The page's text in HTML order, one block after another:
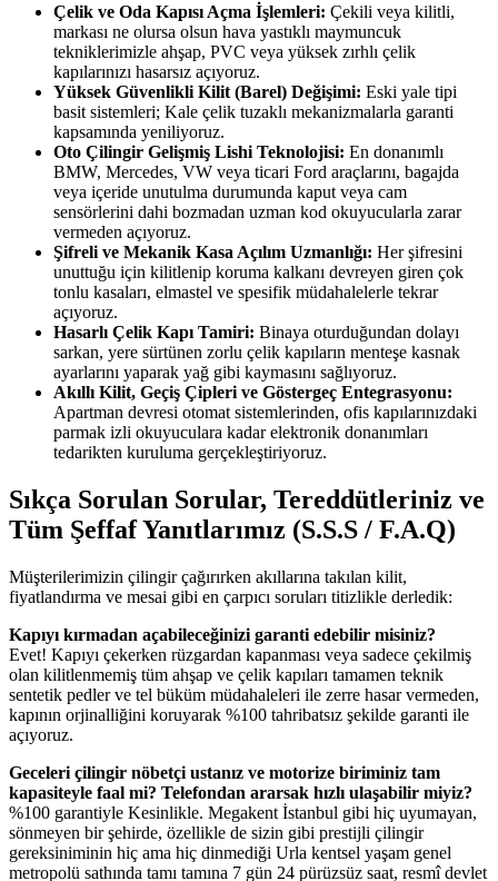
Çelik ve Oda Kapısı Açma İşlemleri: Çekili veya kilitli,
markası ne olursa olsun hava yastıklı maymuncuk
tekniklerimizle ahşap, PVC veya yüksek zırhlı çelik
kapılarınızı hasarsız açıyoruz.
Yüksek Güvenlikli Kilit (Barel) Değişimi: Eski yale tipi
basit sistemleri; Kale çelik tuzaklı mekanizmalarla garanti
kapsamında yeniliyoruz.
Oto Çilingir Gelişmiş Lishi Teknolojisi: En donanımlı
BMW, Mercedes, VW veya ticari Ford araçlarını, bagajda
veya içeride unutulma durumunda kaput veya cam
sensörlerini dahi bozmadan uzman kod okuyucularla zarar
vermeden açıyoruz.
Şifreli ve Mekanik Kasa Açılım Uzmanlığı: Her şifresini
unuttuğu için kilitlenip koruma kalkanı devreyen giren çok
tonlu kasaları, elmastel ve spesifik müdahalelerle tekrar
açıyoruz.
Hasarlı Çelik Kapı Tamiri: Binaya oturduğundan dolayı
sarkan, yere sürtünen zorlu çelik kapıların menteşe kasnak
ayarlarını yaparak yağ gibi kaymasını sağlıyoruz.
Akıllı Kilit, Geçiş Çipleri ve Göstergeç Entegrasyonu:
Apartman devresi otomat sistemlerinden, ofis kapılarınızdaki
parmak izli okuyuculara kadar elektronik donanımları
tedarikten kuruluma gerçekleştiriyoruz.
Sıkça Sorulan Sorular, Tereddütleriniz ve
Tüm Şeffaf Yanıtlarımız (S.S.S / F.A.Q)
Müşterilerimizin çilingir çağırırken akıllarına takılan kilit,
fiyatlandırma ve mesai gibi en çarpıcı soruları titizlikle derledik:
Kapıyı kırmadan açabileceğinizi garanti edebilir misiniz?
Evet! Kapıyı çekerken rüzgardan kapanması veya sadece çekilmiş
olan kilitlenmemiş tüm ahşap ve çelik kapıları tamamen teknik
sentetik pedler ve tel büküm müdahaleleri ile zerre hasar vermeden,
kapının orjinalliğini koruyarak %100 tahribatsız şekilde garanti ile
açıyoruz.
Geceleri çilingir nöbetçi ustanız ve motorize biriminiz tam
kapasiteyle faal mi? Telefondan ararsak hızlı ulaşabilir miyiz?
%100 garantiyle Kesinlikle. Megakent İstanbul gibi hiç uyumayan,
sönmeyen bir şehirde, özellikle de sizin gibi prestijli çilingir
gereksiniminin hiç ama hiç dinmediği Urla kentsel yaşam genel
metropolü sathında tamı tamına 7 gün 24 pürüzsüz saat, resmî devlet